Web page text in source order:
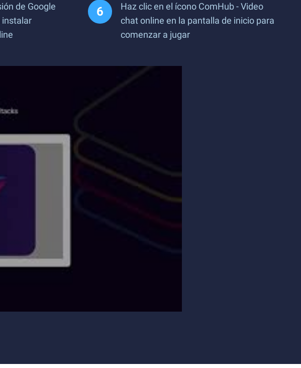
de Google
instalar
Haz clic en el ícono ComHub - Video
chat online en la pantalla de inicio para
comenzar a jugar